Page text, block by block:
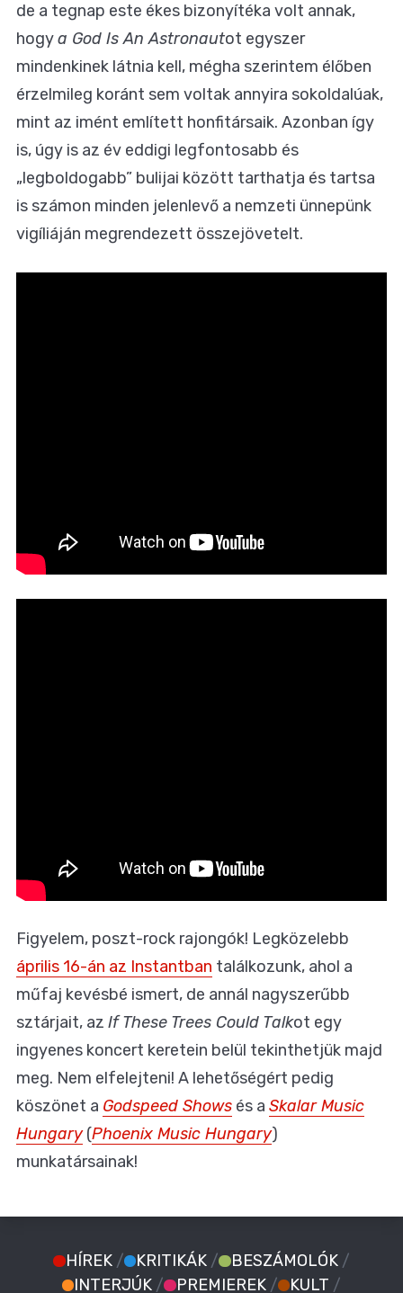
de a tegnap este ékes bizonyítéka volt annak,
hogya God Is An Astronautot egyszer
mindenkinek látnia kell, mégha szerintem élőben
érzelmileg koránt sem voltak annyira sokoldalúak,
mint az imént említett honfitársaik. Azonban így
is, úgy is az év eddigi legfontosabb és
„legboldogabb” bulijai között tarthatja és tartsa
is számon minden jelenlevő a nemzeti ünnepünk
vigíliáján megrendezett összejövetelt.
Figyelem, poszt-rock rajongók! Legközelebb
április 16-án az Instantban találkozunk, ahol a
műfaj kevésbé ismert, de annál nagyszerűbb
sztárjait, az If These Trees Could Talkot egy
ingyenes koncert keretein belül tekinthetjük majd
meg. Nem elfelejteni! A lehetőségért pedig
köszönet a Godspeed Shows és a Skalar Music
Hungary(Phoenix Music Hungary)
munkatársainak!
HÍREK / KRITIKÁK / BESZÁMOLÓK /
INTERJÚK / PREMIEREK / KULT /